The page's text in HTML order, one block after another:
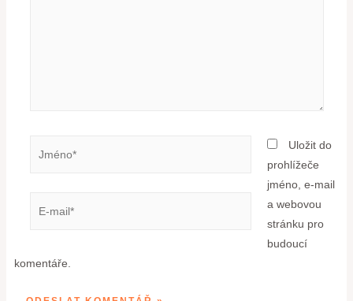
Uložit do
prohlížeče
jméno, e-mail
a webovou
stránku pro
budoucí
komentáře.